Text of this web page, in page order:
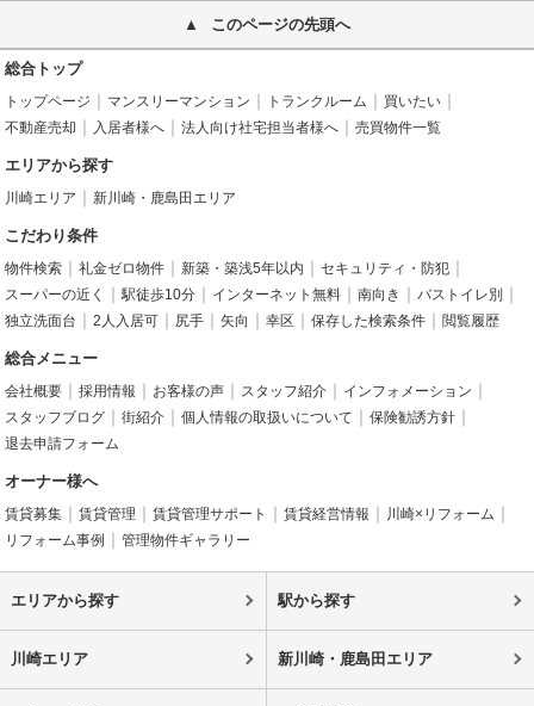
このページの先頭へ
総合トップ
トップページ マンスリーマンション トランクルーム
買いたい
不動産売却
入居者様へ 法人向け社宅担当者様へ 売買物件一覧
エリアから探す
川崎エリア 新川崎・鹿島田エリア
こだわり条件
物件検索 礼金ゼロ物件 新築・築浅5年以内
セキュリティ・防犯
スーパーの近く
駅徒歩10分 インターネット無料 南向き
バストイレ別
独立洗面台
2人入居可 尻手 矢向 幸区 保存した検索条件 閲覧履歴
総合メニュー
会社概要 採用情報 お客様の声 スタッフ紹介
インフォメーション
スタッフブログ
街紹介 個人情報の取扱いについて
保険勧誘方針
退去申請フォーム
オーナー様へ
賃貸募集 賃貸管理 賃貸管理サポート 賃貸経営情報
川崎×リフォーム
リフォーム事例
管理物件ギャラリー
エリアから探す 駅から探す
川崎エリア 新川崎・鹿島田エリア